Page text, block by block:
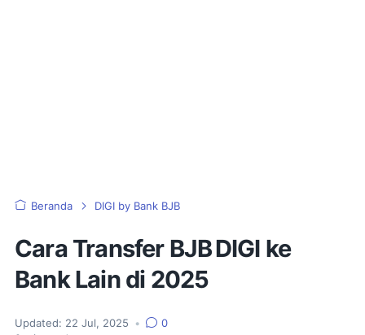
Beranda DIGI by Bank BJB
Cara Transfer BJB DIGI ke
Bank Lain di 2025
Updated: 22 Jul, 2025 •
0